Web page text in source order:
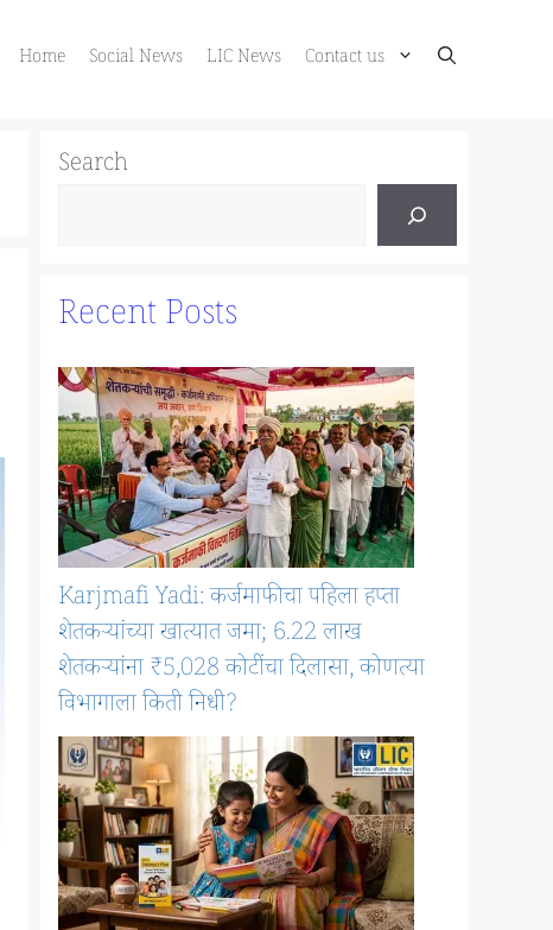
Home Social News LIC News Contact us
Search
Recent Posts
Karjmafi Yadi: कर्जमाफीचा पहिला हप्ता
शेतकऱ्यांच्या खात्यात जमा; 6.22 लाख
शेतकऱ्यांना ₹5,028 कोटींचा दिलासा, कोणत्या
विभागाला किती निधी?